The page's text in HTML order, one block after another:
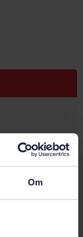
Om
av
- Läs mer